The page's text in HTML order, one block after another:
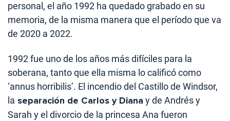
personal, el año 1992 ha quedado grabado en su
memoria, de la misma manera que el período que va
de 2020 a 2022.
1992 fue uno de los años más difíciles para la
soberana, tanto que ella misma lo calificó como
‘annus horribilis’. El incendio del Castillo de Windsor,
la separación de Carlos y Diana y de Andrés y
Sarah y el divorcio de la princesa Ana fueron